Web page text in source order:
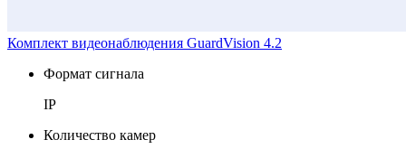
Комплект видеонаблюдения GuardVision 4.2
Формат сигнала
IP
Количество камер